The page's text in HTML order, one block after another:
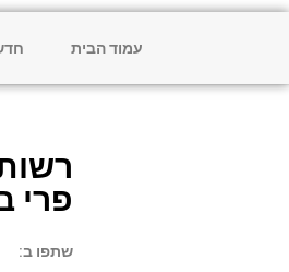
עמוד הבית
פרי
שתפו ב: